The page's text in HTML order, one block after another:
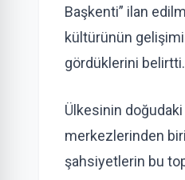
Başkenti” ilan
kültürünün
gördüklerini belirtti.
Ülkesinin doğudaki
merkezlerinden
şahsiyetlerin bu